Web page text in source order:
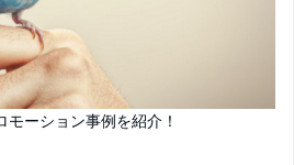
ーション事例を紹介！